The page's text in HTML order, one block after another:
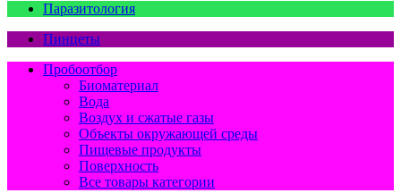
Паразитология
Пинцеты
Пробоотбор
Биоматериал
Вода
Воздух и сжатые газы
Объекты окружающей среды
Пищевые продукты
Поверхность
Все товары категории